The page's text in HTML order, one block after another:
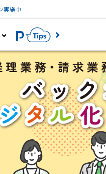
実施中
カタログダウンロード
・人事労
務に必要
クラウドで業務ソフトを2
はじめられます。
財務会計
会計 hyper / 会計
会計 hyper債権・
人
最新情報を確認
セミナー・相談会
個人情報の取扱い
情報セキュリティ方針